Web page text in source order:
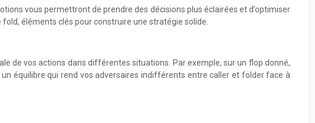
vous permettront de prendre des décisions plus éclairées et d’optimiser
éléments clés pour construire une stratégie solide.
de vos actions dans différentes situations. Par exemple, sur un flop donné,
équilibre qui rend vos adversaires indifférents entre caller et folder face à